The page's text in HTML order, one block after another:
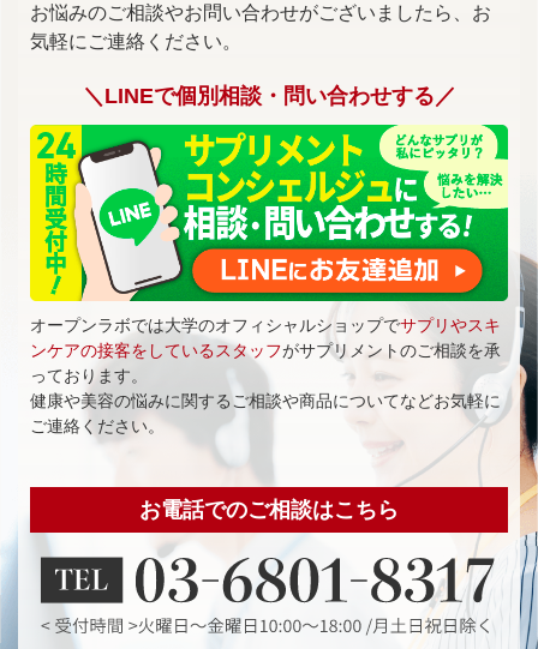
お悩みのご相談やお問い合わせがございましたら、お
気軽にご連絡ください。
＼LINEで個別相談・問い合わせする／
オープンラボでは大学のオフィシャルショップでサプリやスキ
ンケアの接客をしているスタッフがサプリメントのご相談を承
っております。
健康や美容の悩みに関するご相談や商品についてなどお気軽に
ご連絡ください。
お電話でのご相談はこちら